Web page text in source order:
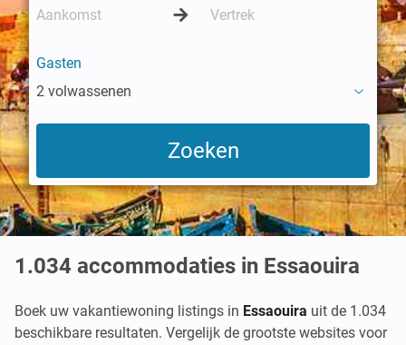
Gasten
2 volwassenen
1.034 accommodaties in Essaouira
Boek uw vakantiewoning listings in Essaouira uit de 1.034
beschikbare resultaten. Vergelijk de grootste websites voor